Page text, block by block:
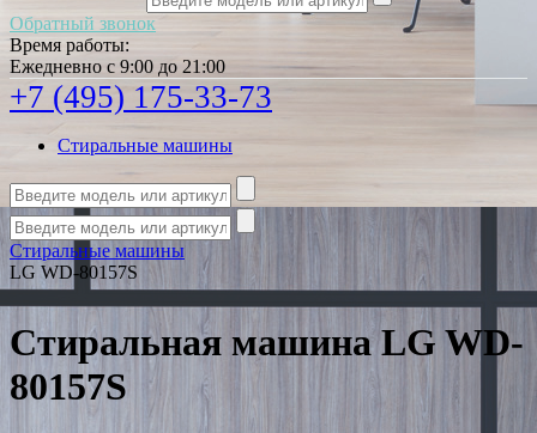
Обратный звонок
Время работы:
Ежедневно с 9:00 до 21:00
+7 (495) 175-33-73
Стиральные машины
Стиральные машины
LG WD-80157S
Стиральная машина LG WD-
80157S